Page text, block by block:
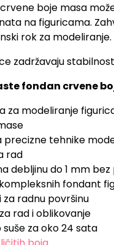
boje masa
na figuricama.
rok za modeliranje.
zadržavaju
fondan crvene
za modeliranje
tehnike
rad
debljinu do 1 mm
fondant
za radnu površinu
rad i oblikovanje
za oko 24 sata